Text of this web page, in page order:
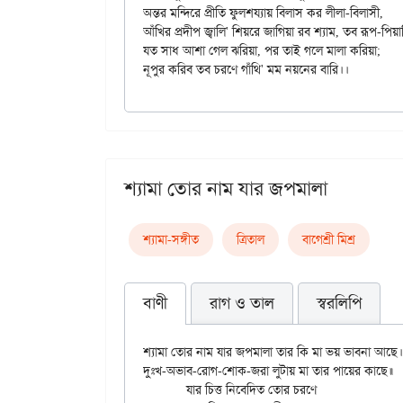
অন্তর মন্দিরে প্রীতি ফুলশয্যায় বিলাস কর লীলা-বিলাসী,
আঁখির প্রদীপ জ্বালি' শিয়রে জাগিয়া রব শ্যাম, তব রূপ-
যত সাধ আশা গেল ঝরিয়া, পর তাই গলে মালা করিয়া;
শ্যামা তোর নাম যার জপমালা
শ্যামা-সঙ্গীত ত্রিতাল বাগেশ্রী মিশ্র
বাণী রাগ ও তাল স্বরলিপি
শ্যামা তোর নাম যার জপমালা তার কি মা ভয় ভাবনা আছে।
দুঃখ-অভাব-রোগ-শোক-জরা লুটায় মা তার পায়ের কাছে॥
	যার চিত্ত নিবেদিত তোর চরণে